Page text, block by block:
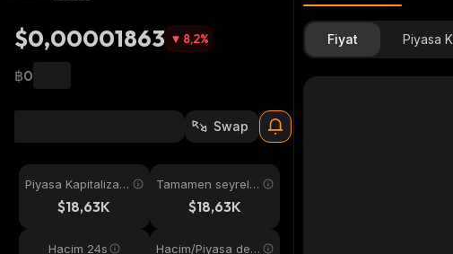
$0,00001863 8,2%
฿0
Swap
Piyasa Kapitalizas
$18,63K
Tamamen seyreltil
$18,63K
Hacim 24s Hacim/Piyasa değ
Fiyat Piyasa